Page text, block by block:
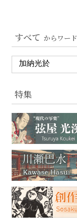
すべて からワー
特集